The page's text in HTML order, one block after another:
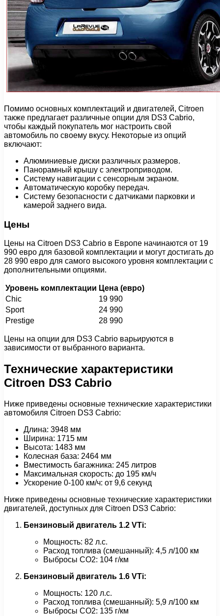
Помимо основных комплектаций и двигателей, Citroen
также предлагает различные опции для DS3 Cabrio,
чтобы каждый покупатель мог настроить свой
автомобиль по своему вкусу. Некоторые из опций
включают:
Алюминиевые диски различных размеров.
Панорамный крышу с электроприводом.
Систему навигации с сенсорным экраном.
Автоматическую коробку передач.
Систему безопасности с датчиками парковки и
камерой заднего вида.
Цены
Цены на Citroen DS3 Cabrio в Европе начинаются от 19
990 евро для базовой комплектации и могут достигать до
28 990 евро для самого высокого уровня комплектации с
дополнительными опциями.
Уровень комплектации Цена (евро)
Chic
19 990
Sport
24 990
Prestige
28 990
Цены на опции для DS3 Cabrio варьируются в
зависимости от выбранного варианта.
Технические характеристики
Citroen DS3 Cabrio
Ниже приведены основные технические характеристики
автомобиля Citroen DS3 Cabrio:
Длина: 3948 мм
Ширина: 1715 мм
Высота: 1483 мм
Колесная база: 2464 мм
Вместимость багажника: 245 литров
Максимальная скорость: до 195 км/ч
Ускорение 0-100 км/ч: от 9,6 секунд
Ниже приведены основные технические характеристики
двигателей, доступных для Citroen DS3 Cabrio:
Бензиновый двигатель 1.2 VTi:
Мощность: 82 л.с.
Расход топлива (смешанный): 4,5 л/100 км
Выбросы CO2: 104 г/км
Бензиновый двигатель 1.6 VTi:
Мощность: 120 л.с.
Расход топлива (смешанный): 5,9 л/100 км
Выбросы CO2: 135 г/км